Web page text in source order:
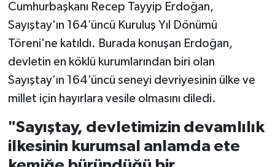
Cumhurbaşkanı Recep Tayyip Erdoğan,
Sayıştay'ın 164’üncü Kuruluş Yıl Dönümü
Töreni'ne katıldı. Burada konuşan Erdoğan,
devletin en köklü kurumlarından biri olan
Sayıştay’ın 164’üncü seneyi devriyesinin ülke ve
millet için hayırlara vesile olmasını diledi.
"Sayıştay, devletimizin devamlılık
ilkesinin kurumsal anlamda ete